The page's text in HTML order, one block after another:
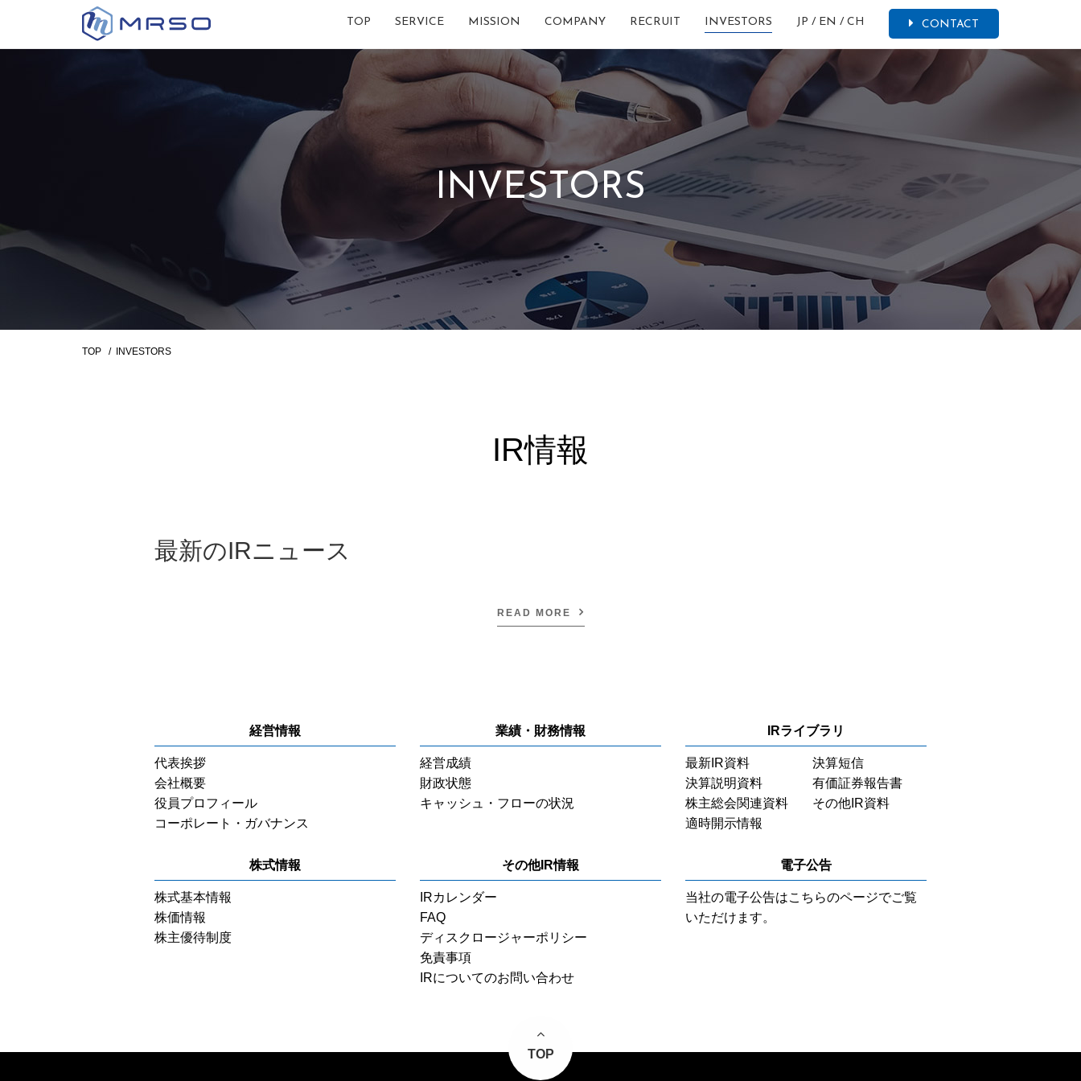
TOP SERVICE MISSION COMPANY RECRUIT INVESTORS JP / EN / CH CONTACT
INVESTORS
TOP / INVESTORS
IR情報
最新のIRニュース
READ MORE
経営情報
代表挨拶
会社概要
役員プロフィール
コーポレート・ガバナンス
業績・財務情報
経営成績
財政状態
キャッシュ・フローの状況
IRライブラリ
最新IR資料
決算短信
決算説明資料
有価証券報告書
株主総会関連資料
その他IR資料
適時開示情報
株式情報
株式基本情報
株価情報
株主優待制度
その他IR情報
IRカレンダー
FAQ
ディスクロージャーポリシー
免責事項
IRについてのお問い合わせ
電子公告
当社の電子公告はこちらのページでご覧
いただけます。
TOP